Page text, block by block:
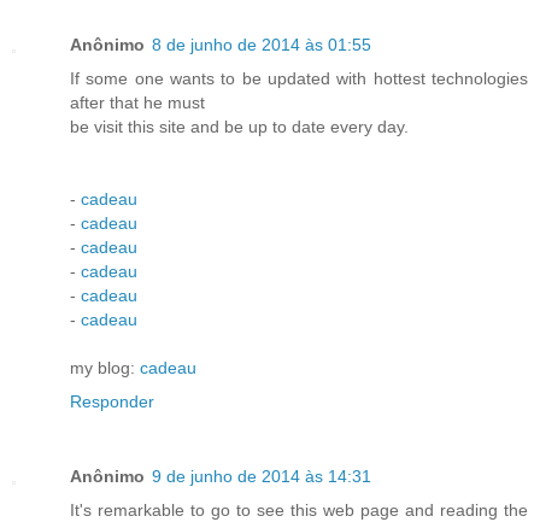
Anônimo 8 de junho de 2014 às 01:55
If some one wants to be updated with hottest technologies
after that he must
be visit this site and be up to date every day.
- cadeau
- cadeau
- cadeau
- cadeau
- cadeau
- cadeau
my blog: cadeau
Responder
Anônimo 9 de junho de 2014 às 14:31
It's remarkable to go to see this web page and reading the